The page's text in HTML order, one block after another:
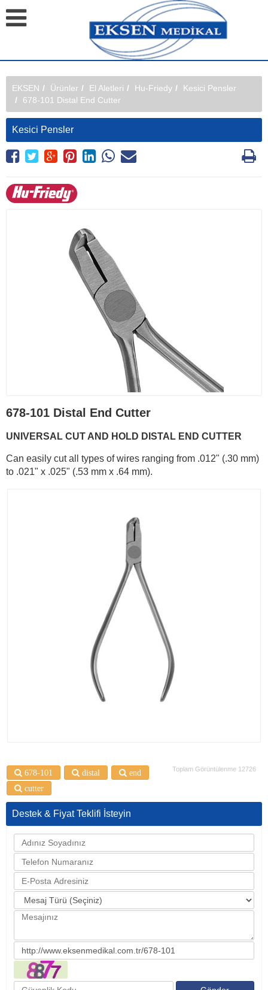
EKSEN Ürünler El Aletleri Hu-Friedy
Kesici Pensler
678-101 Distal End Cutter
Kesici Pensler
678-101 Distal End Cutter
UNIVERSAL CUT AND HOLD DISTAL END CUTTER
Can easily cut all types of wires ranging from .012" (.30 mm)
to .021" x .025" (.53 mm x .64 mm).
Toplam Görüntülenme 12726
678-101 distal
end
cutter
Destek & Fiyat Teklifi İsteyin